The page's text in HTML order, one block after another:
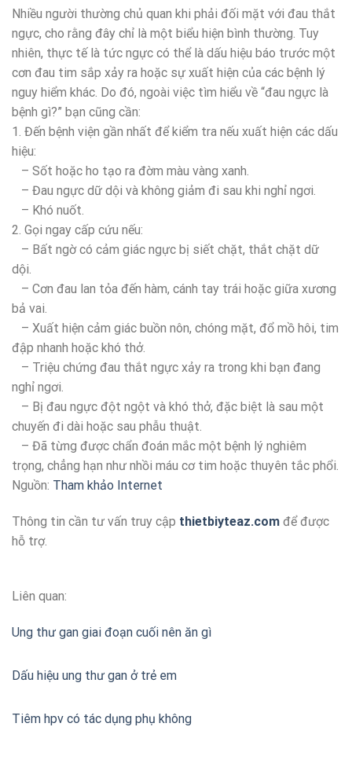
Nhiều người thường chủ quan khi phải đối mặt với đau thắt
ngực, cho rằng đây chỉ là một biểu hiện bình thường. Tuy
nhiên, thực tế là tức ngực có thể là dấu hiệu báo trước một
cơn đau tim sắp xảy ra hoặc sự xuất hiện của các bệnh lý
nguy hiểm khác. Do đó, ngoài việc tìm hiểu về “đau ngực là
bệnh gì?” bạn cũng cần:
1. Đến bệnh viện gần nhất để kiểm tra nếu xuất hiện các dấu
hiệu:
– Sốt hoặc ho tạo ra đờm màu vàng xanh.
– Đau ngực dữ dội và không giảm đi sau khi nghỉ ngơi.
– Khó nuốt.
2. Gọi ngay cấp cứu nếu:
– Bất ngờ có cảm giác ngực bị siết chặt, thắt chặt dữ
dội.
– Cơn đau lan tỏa đến hàm, cánh tay trái hoặc giữa xương
bả vai.
– Xuất hiện cảm giác buồn nôn, chóng mặt, đổ mồ hôi, tim
đập nhanh hoặc khó thở.
– Triệu chứng đau thắt ngực xảy ra trong khi bạn đang
nghỉ ngơi.
– Bị đau ngực đột ngột và khó thở, đặc biệt là sau một
chuyến đi dài hoặc sau phẫu thuật.
– Đã từng được chẩn đoán mắc một bệnh lý nghiêm
trọng, chẳng hạn như nhồi máu cơ tim hoặc thuyên tắc phổi.
Nguồn: Tham khảo Internet
Thông tin cần tư vấn truy cập thietbiyteaz.com để được
hỗ trợ.
Liên quan:
Ung thư gan giai đoạn cuối nên ăn gì
Dấu hiệu ung thư gan ở trẻ em
Tiêm hpv có tác dụng phụ không